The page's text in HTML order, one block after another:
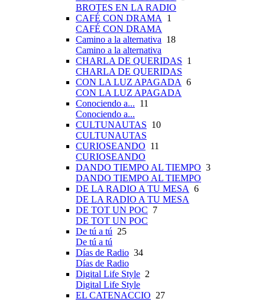
BROTES EN LA RADIO
CAFÉ CON DRAMA
1
CAFÉ CON DRAMA
Camino a la alternativa 18
Camino a la alternativa
CHARLA DE QUERIDAS 1
CHARLA DE QUERIDAS
CON LA LUZ APAGADA 6
CON LA LUZ APAGADA
Conociendo a... 11
Conociendo a...
CULTUNAUTAS 10
CULTUNAUTAS
CURIOSEANDO 11
CURIOSEANDO
DANDO TIEMPO AL TIEMPO 3
DANDO TIEMPO AL TIEMPO
DE LA RADIO A TU MESA 6
DE LA RADIO A TU MESA
DE TOT UN POC 7
DE TOT UN POC
De tú a tú 25
De tú a tú
Días de Radio 34
Días de Radio
Digital Life Style 2
Digital Life Style
EL CATENACCIO 27